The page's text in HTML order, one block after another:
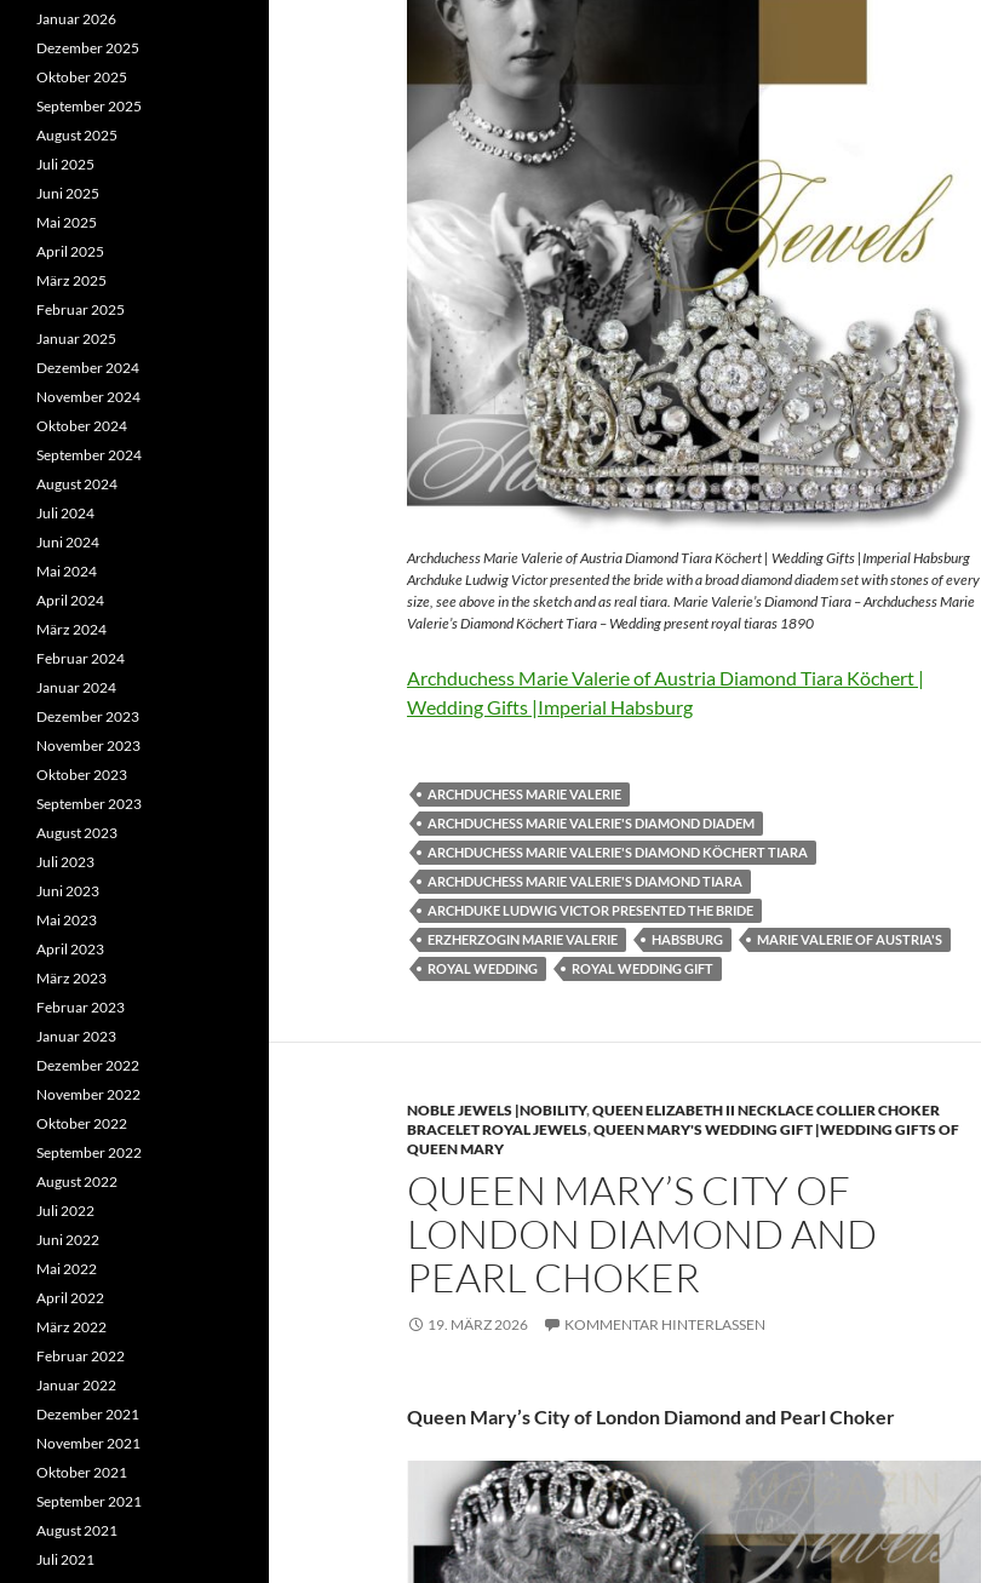
Archduchess Marie Valerie of Austria Diamond Tiara Köchert | Wedding Gifts |Imperial Habsburg
Archduke Ludwig Victor presented the bride with a broad diamond diadem set with stones of every
size, see above in the sketch and as real tiara. Marie Valerie’s Diamond Tiara – Archduchess Marie
Valerie’s Diamond Köchert Tiara – Wedding present royal tiaras 1890
Archduchess Marie Valerie of Austria Diamond Tiara Köchert |
Wedding Gifts |Imperial Habsburg
ARCHDUCHESS MARIE VALERIE
ARCHDUCHESS MARIE VALERIE'S DIAMOND DIADEM
ARCHDUCHESS MARIE VALERIE'S DIAMOND KÖCHERT TIARA
ARCHDUCHESS MARIE VALERIE'S DIAMOND TIARA
ARCHDUKE LUDWIG VICTOR PRESENTED THE BRIDE
ERZHERZOGIN MARIE VALERIE
HABSBURG
MARIE VALERIE OF AUSTRIA'S
ROYAL WEDDING
ROYAL WEDDING GIFT
NOBLE JEWELS |NOBILITY,QUEEN ELIZABETH II NECKLACE COLLIER CHOKER
BRACELET ROYAL JEWELS,QUEEN MARY'S WEDDING GIFT |WEDDING GIFTS OF
QUEEN MARY
QUEEN MARY’S CITY OF
LONDON DIAMOND AND
PEARL CHOKER
19. MÄRZ 2026 KOMMENTAR HINTERLASSEN
Queen Mary’s City of London Diamond and Pearl Choker
Januar 2026
Dezember 2025
Oktober 2025
September 2025
August 2025
Juli 2025
Juni 2025
Mai 2025
April 2025
März 2025
Februar 2025
Januar 2025
Dezember 2024
November 2024
Oktober 2024
September 2024
August 2024
Juli 2024
Juni 2024
Mai 2024
April 2024
März 2024
Februar 2024
Januar 2024
Dezember 2023
November 2023
Oktober 2023
September 2023
August 2023
Juli 2023
Juni 2023
Mai 2023
April 2023
März 2023
Februar 2023
Januar 2023
Dezember 2022
November 2022
Oktober 2022
September 2022
August 2022
Juli 2022
Juni 2022
Mai 2022
April 2022
März 2022
Februar 2022
Januar 2022
Dezember 2021
November 2021
Oktober 2021
September 2021
August 2021
Juli 2021